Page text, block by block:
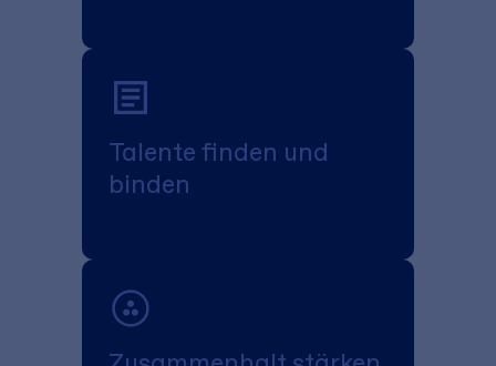
Talente finden und
binden